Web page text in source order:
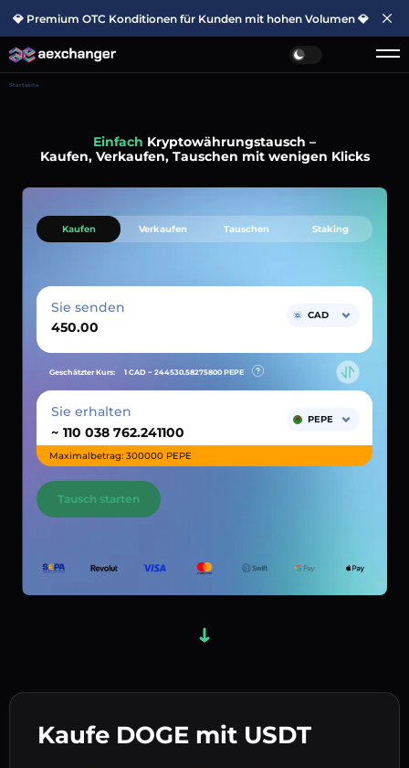
💎 Premium OTC Konditionen für Kunden mit hohen Volumen 💎
Startseite
Einfach Kryptowährungstausch –
Kaufen, Verkaufen, Tauschen mit wenigen Klicks
Kaufe DOGE mit USDT
Kaufen Verkaufen Tauschen Staking
Sie senden CAD
Geschätzter Kurs: 1 CAD ~ 244530.58275800 PEPE
Sie erhalten
~
PEPE
Maximalbetrag: 300000 PEPE
Tausch starten